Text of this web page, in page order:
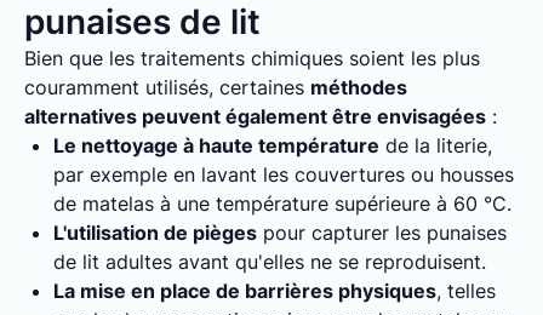
punaises de lit
Bien que les traitements chimiques soient les plus
couramment utilisés, certaines méthodes
alternatives peuvent également être envisagées :
Le nettoyage à haute température de la literie,
par exemple en lavant les couvertures ou housses
de matelas à une température supérieure à 60 °C.
L'utilisation de pièges pour capturer les punaises
de lit adultes avant qu'elles ne se reproduisent.
La mise en place de barrières physiques, telles